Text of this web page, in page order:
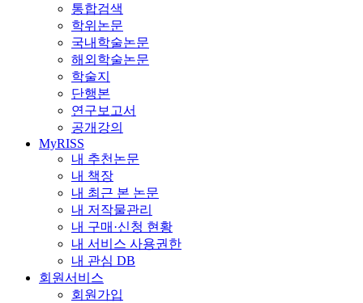
통합검색
학위논문
국내학술논문
해외학술논문
학술지
단행본
연구보고서
공개강의
MyRISS
내 추천논문
내 책장
내 최근 본 논문
내 저작물관리
내 구매·신청 현황
내 서비스 사용권한
내 관심 DB
회원서비스
회원가입